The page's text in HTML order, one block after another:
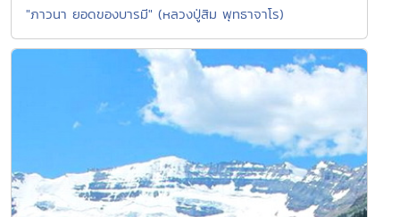
"ภาวนา ยอดของบารมี" (หลวงปู่สิม พุทธาจาโร)